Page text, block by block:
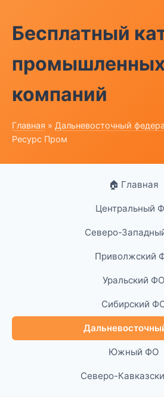
Бесплатный
компаний
Главная » Дальневосточный
Ресурс Пром
🏠 Главная
Центральный
Северо-
Приволжский
Уральский ФО
Сибирский
Южный ФО
Северо-